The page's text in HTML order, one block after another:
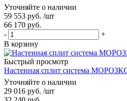
Уточняйте о наличии
59 553 руб. /шт
66 170 руб.
-
+
В корзину
Быстрый просмотр
Настенная сплит система
Уточняйте о наличии
29 016 руб. /шт